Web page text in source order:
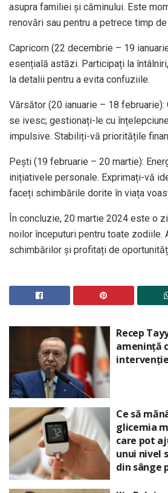
asupra familiei și căminului. Este
renovări sau pentru a petrece timp
Capricorn (22 decembrie – 19
esențială astăzi. Participați la
la detalii pentru a evita confuziile. ​
Vărsător (20 ianuarie – 18 februarie):
se ivesc; gestionați-le cu
impulsive. Stabiliți-vă prioritățile
Pești (19 februarie – 20 martie):
inițiativele personale. Exprimați-vă
faceți schimbările dorite în viața
În concluzie, 20 martie 2024 este o
noilor începuturi pentru toate zodiile.
schimbărilor și profitați de
Recep
amenință
Ce să
glicemia
care pot
unui nivel
din sânge